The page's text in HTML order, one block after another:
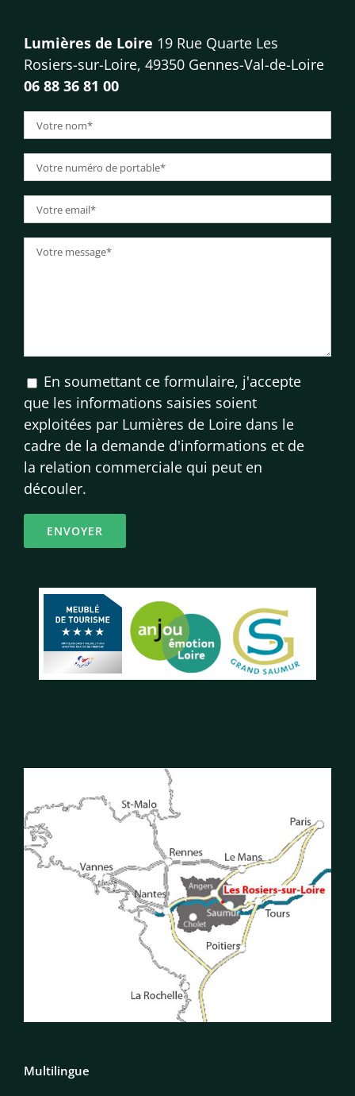
Lumières de Loire 19 Rue Quarte Les
Rosiers-sur-Loire, 49350 Gennes-Val-de-Loire
06 88 36 81 00
En soumettant ce formulaire, j'accepte
que les informations saisies soient
exploitées par Lumières de Loire dans le
cadre de la demande d'informations et de
la relation commerciale qui peut en
découler.
Multilingue